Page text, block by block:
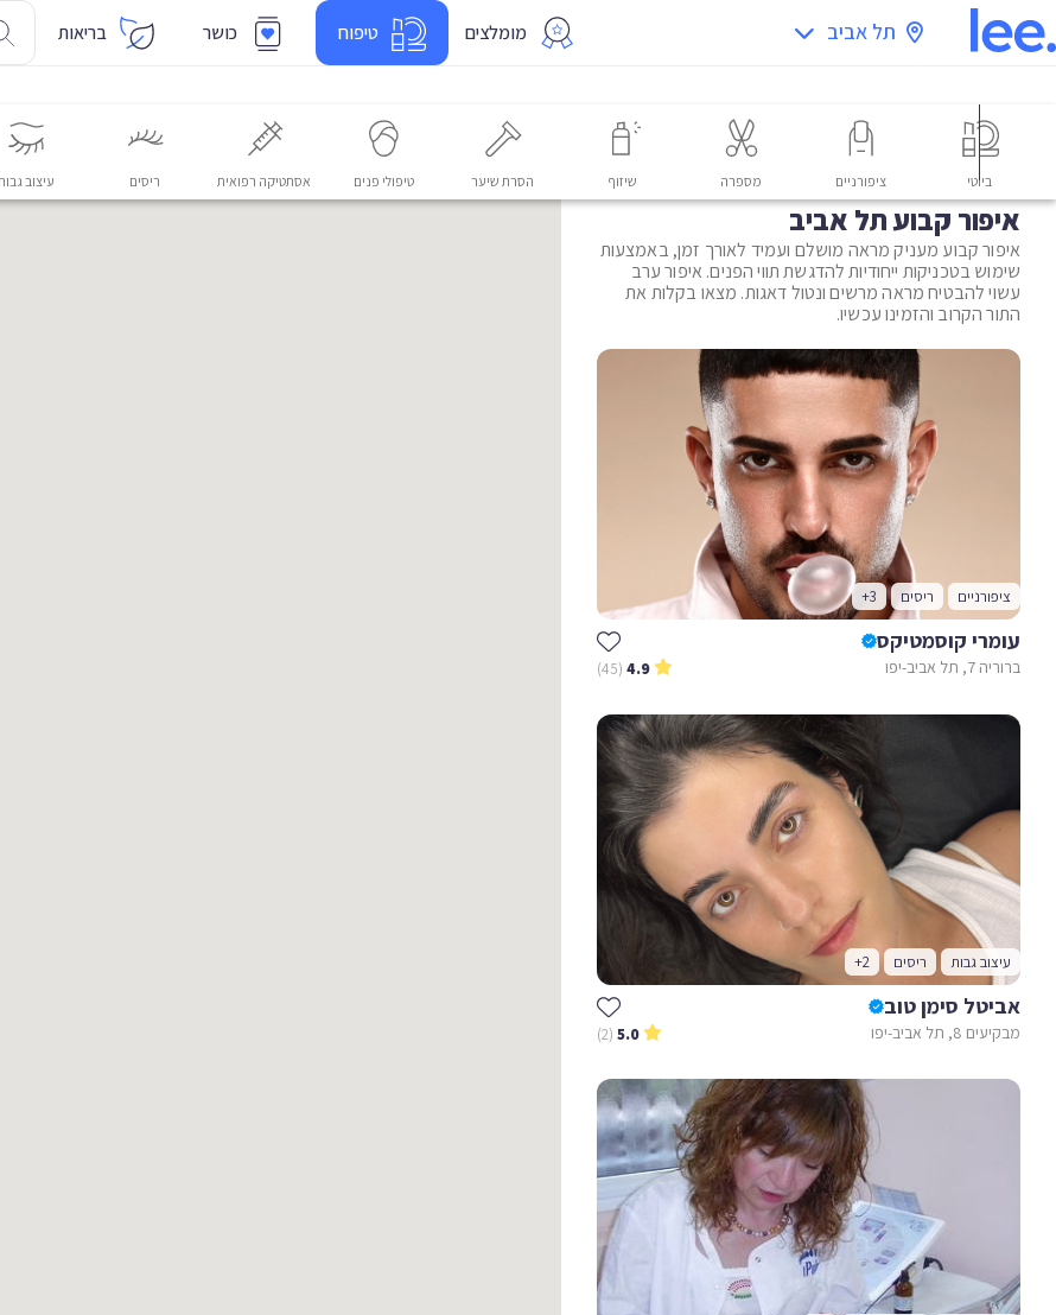
תל אביב מומלצים טיפוח כושר בריאות
ביוטי ציפורניים מספרה שיזוף הסרת שיער טיפולי פנים אסתטיקה רפואית ריסים עיצוב גבות
איפור קבוע תל אביב
איפור קבוע מעניק מראה מושלם ועמיד לאורך זמן, באמצעות
שימוש בטכניקות ייחודיות להדגשת תווי הפנים. איפור ערב
עשוי להבטיח מראה מרשים ונטול דאגות. מצאו בקלות את
התור הקרוב והזמינו עכשיו.
ציפורניים ריסים +3
עומרי קוסמטיקס
ברוריה 7, תל אביב-יפו 4.9
(45)
עיצוב גבות ריסים +2
אביטל סימן טוב
מבקיעים 8, תל אביב-יפו 5.0
(2)